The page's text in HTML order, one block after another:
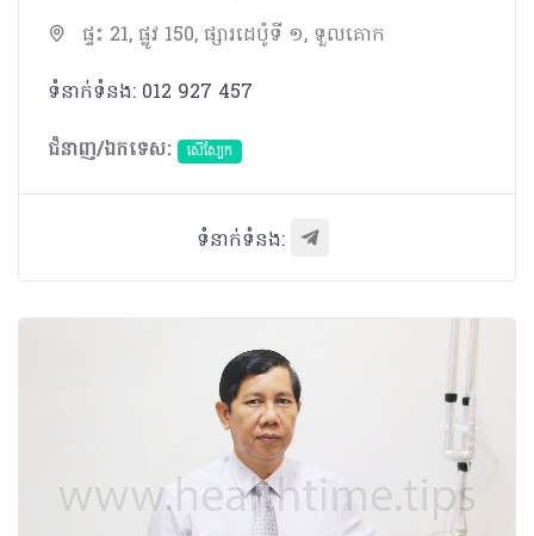
ផ្ទះ 21, ផ្លូវ 150, ផ្សារដេប៉ូទី ១, ទួលគោក
ទំនាក់ទំនង: 012 927 457
ជំនាញ/ឯកទេស:
សើស្បែក
ទំនាក់ទំនង: